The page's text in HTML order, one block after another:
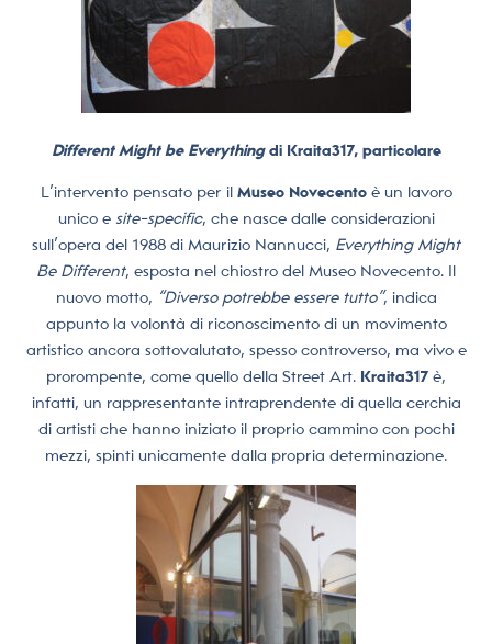
Different Might be Everythingdi Kraita317, particolare
L’intervento pensato per il Museo Novecentoè un lavoro
unico e site-specific, che nasce dalle considerazioni
sull’opera del 1988 di Maurizio Nannucci, Everything Might
Be Different, esposta nel chiostro del Museo Novecento. Il
nuovo motto, “Diverso potrebbe essere tutto”, indica
appunto la volontà di riconoscimento di un movimento
artistico ancora sottovalutato, spesso controverso, ma vivo e
prorompente, come quello della Street Art. Kraita317 è,
infatti, un rappresentante intraprendente di quella cerchia
di artisti che hanno iniziato il proprio cammino con pochi
mezzi, spinti unicamente dalla propria determinazione.